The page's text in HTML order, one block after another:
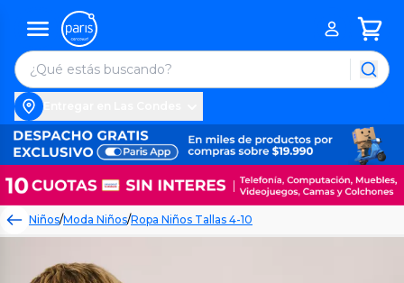
Niños/Moda Niños/Ropa Niños Tallas 4-10